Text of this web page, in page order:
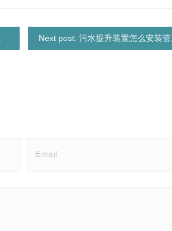
Next post: 污水提升装置怎么安装管